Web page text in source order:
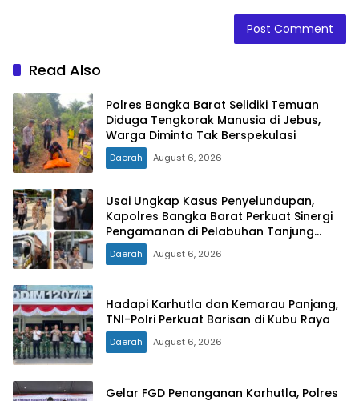
Read Also
Polres Bangka Barat Selidiki Temuan
Diduga Tengkorak Manusia di Jebus,
Warga Diminta Tak Berspekulasi
Daerah August 6, 2026
Usai Ungkap Kasus Penyelundupan,
Kapolres Bangka Barat Perkuat Sinergi
Pengamanan di Pelabuhan Tanjung
Kalian
Daerah August 6, 2026
Hadapi Karhutla dan Kemarau Panjang,
TNI-Polri Perkuat Barisan di Kubu Raya
Daerah August 6, 2026
Gelar FGD Penanganan Karhutla, Polres